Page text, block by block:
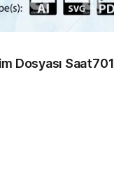
Dosyası Saat701